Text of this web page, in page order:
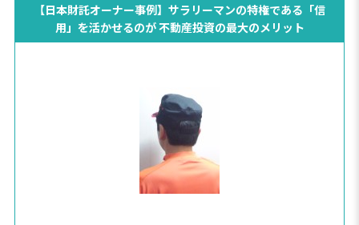
【日本財託オーナー事例】サラリーマンの特権である「信
用」を活かせるのが 不動産投資の最大のメリット